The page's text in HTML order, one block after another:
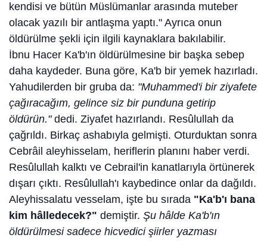
kendisi ve bütün Müslümanlar arasında muteber
olacak yazılı bir antlaşma yaptı." Ayrıca onun
öldürülme şekli için ilgili kaynaklara bakılabilir.
İbnu Hacer Ka'b'ın öldürülmesine bir başka sebep
daha kaydeder. Buna göre, Ka'b bir yemek hazırladı.
Yahudilerden bir gruba da: "Muhammed'i bir ziyafete
çağıracağım, gelince siz bir punduna getirip
öldürün."dedi. Ziyafet hazırlandı. Resûlullah da
çağrıldı. Birkaç ashabıyla gelmişti. Oturduktan sonra
Cebrâil aleyhisselam, heriflerin planını haber verdi.
Resûlullah kalktı ve Cebrail'in kanatlarıyla örtünerek
dışarı çıktı. Resûlullah'ı kaybedince onlar da dağıldı.
Aleyhissalatu vesselam, işte bu sırada "Ka'b'ı bana
kim hâlledecek?" demiştir. Şu hâlde Ka'b'ın
öldürülmesi sadece hicvedici şiirler yazması